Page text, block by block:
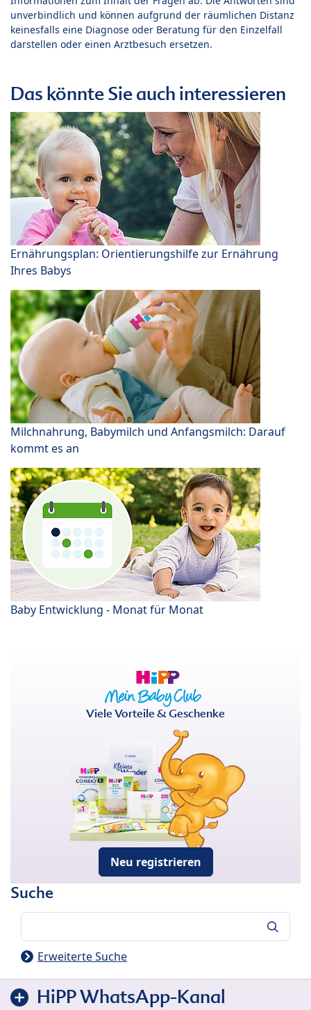
unverbindlich und können aufgrund der räumlichen Distanz
keinesfalls eine Diagnose oder Beratung für den Einzelfall
darstellen oder einen Arztbesuch ersetzen.
Das könnte Sie auch interessieren
Ernährungsplan: Orientierungshilfe zur Ernährung
Ihres Babys
Milchnahrung, Babymilch und Anfangsmilch: Darauf
kommt es an
Baby Entwicklung - Monat für Monat
Viele Vorteile & Geschenke
Neu registrieren
Suche
Erweiterte Suche
HiPP WhatsApp-Kanal